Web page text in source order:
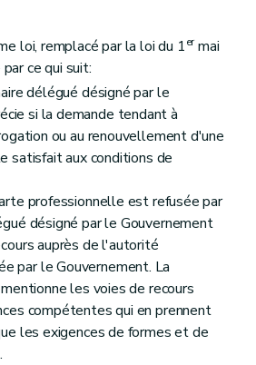
loi, remplacé par la loi du 1ermai
ce qui suit:
délégué désigné par le
si la demande tendant à
ou au renouvellement d'une
satisfait aux conditions de
professionnelle est refusée par
désigné par le Gouvernement
auprès de l'autorité
par le Gouvernement. La
les voies de recours
compétentes qui en prennent
les exigences de formes et de